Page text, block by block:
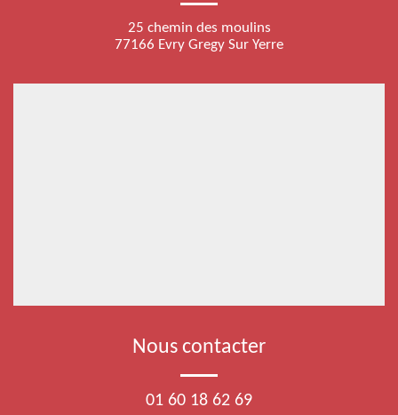
25 chemin des moulins
77166 Evry Gregy Sur Yerre
Nous contacter
01 60 18 62 69